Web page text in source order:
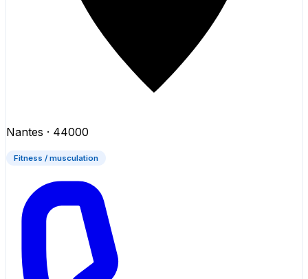
Nantes · 44000
Fitness / musculation